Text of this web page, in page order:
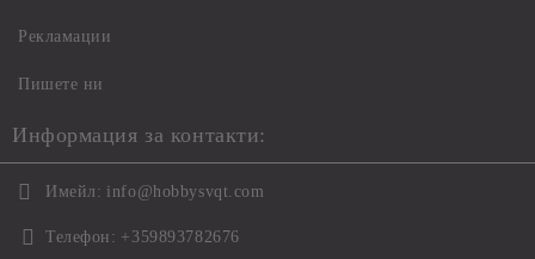
Рекламации
Пишете ни
Информация за контакти:
Имейл: info@hobbysvqt.com
Телефон: +359893782676